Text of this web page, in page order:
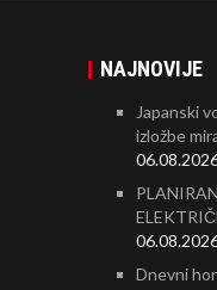
NAJNOVIJE
Japanski
izložbe
Dnevni